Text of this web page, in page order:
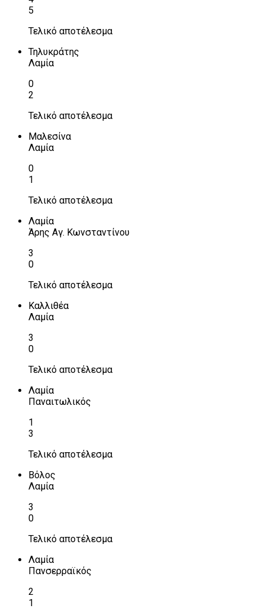
5
Τελικό αποτέλεσμα
Τηλυκράτης
Λαμία
0
2
Τελικό αποτέλεσμα
Μαλεσίνα
Λαμία
0
1
Τελικό αποτέλεσμα
Λαμία
Άρης Αγ. Κωνσταντίνου
3
0
Τελικό αποτέλεσμα
Καλλιθέα
Λαμία
3
0
Τελικό αποτέλεσμα
Λαμία
Παναιτωλικός
1
3
Τελικό αποτέλεσμα
Βόλος
Λαμία
3
0
Τελικό αποτέλεσμα
Λαμία
Πανσερραϊκός
2
1